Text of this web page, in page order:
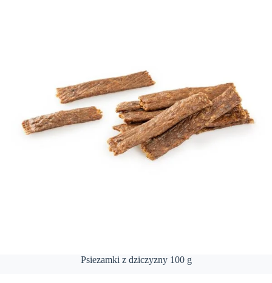
Psiezamki z dziczyzny 100 g